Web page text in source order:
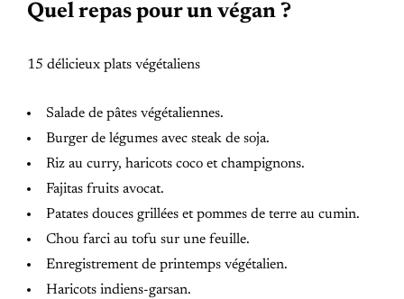
Quel repas pour un végan ?
15 délicieux plats végétaliens
Salade de pâtes végétaliennes.
Burger de légumes avec steak de soja.
Riz au curry, haricots coco et champignons.
Fajitas fruits avocat.
Patates douces grillées et pommes de terre au cumin.
Chou farci au tofu sur une feuille.
Enregistrement de printemps végétalien.
Haricots indiens-garsan.